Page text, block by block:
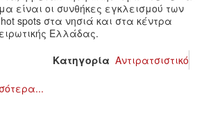
ΠΟΛΙΤΙΣΜΌΣ
ΛΟΓΟΤΕΧΝΊΑ / ΤΈΧΝΗ
ΜΟΥΣΙΚΉ
είναι οι συνθήκες εγκλεισμού των
spots στα νησιά και στα κέντρα
Ελλάδας.
Κατηγορία Αντιρατσιστικό